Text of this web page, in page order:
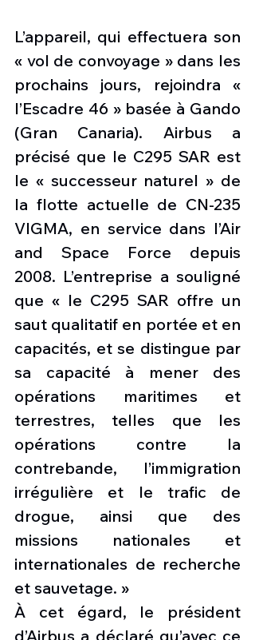
L’appareil, qui effectuera son
« vol de convoyage » dans les
prochains jours, rejoindra «
l’Escadre 46 » basée à Gando
(Gran Canaria). Airbus a
précisé que le C295 SAR est
le « successeur naturel » de
la flotte actuelle de CN-235
VIGMA, en service dans l’Air
and Space Force depuis
2008. L’entreprise a souligné
que « le C295 SAR offre un
saut qualitatif en portée et en
capacités, et se distingue par
sa capacité à mener des
opérations maritimes et
terrestres, telles que les
opérations contre la
contrebande, l’immigration
irrégulière et le trafic de
drogue, ainsi que des
missions nationales et
internationales de recherche
et sauvetage. »
À cet égard, le président
d’Airbus a déclaré qu’avec ce